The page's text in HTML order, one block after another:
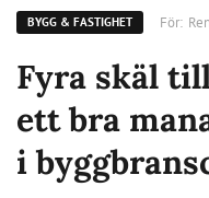
BYGG & FASTIGHET För:
Fyra skäl
ett bra
i